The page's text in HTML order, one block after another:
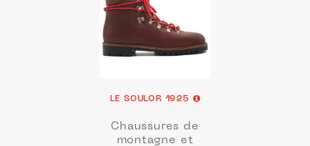
LE SOULOR 1925
Chaussures de
montagne et